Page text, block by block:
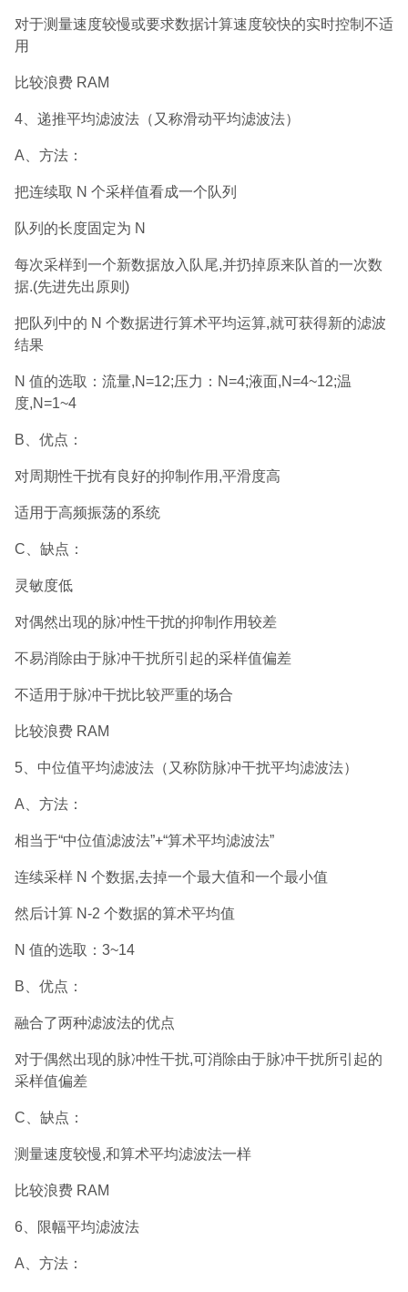
对于测量速度较慢或要求数据计算速度较快的实时控制不适
用
比较浪费 RAM
4、递推平均滤波法（又称滑动平均滤波法）
A、方法：
把连续取 N 个采样值看成一个队列
队列的长度固定为 N
每次采样到一个新数据放入队尾,并扔掉原来队首的一次数
据.(先进先出原则)
把队列中的 N 个数据进行算术平均运算,就可获得新的滤波
结果
N 值的选取：流量,N=12;压力：N=4;液面,N=4~12;温
度,N=1~4
B、优点：
对周期性干扰有良好的抑制作用,平滑度高
适用于高频振荡的系统
C、缺点：
灵敏度低
对偶然出现的脉冲性干扰的抑制作用较差
不易消除由于脉冲干扰所引起的采样值偏差
不适用于脉冲干扰比较严重的场合
比较浪费 RAM
5、中位值平均滤波法（又称防脉冲干扰平均滤波法）
A、方法：
相当于“中位值滤波法”+“算术平均滤波法”
连续采样 N 个数据,去掉一个最大值和一个最小值
然后计算 N-2 个数据的算术平均值
N 值的选取：3~14
B、优点：
融合了两种滤波法的优点
对于偶然出现的脉冲性干扰,可消除由于脉冲干扰所引起的
采样值偏差
C、缺点：
测量速度较慢,和算术平均滤波法一样
比较浪费 RAM
6、限幅平均滤波法
A、方法：